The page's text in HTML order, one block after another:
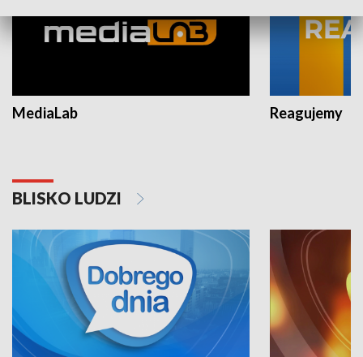
MediaLab Reagujemy
BLISKO LUDZI